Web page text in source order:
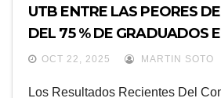
UTB ENTRE LAS PEORES
DEL 75 % DE GRADUADOS
REPROBARON EXAMEN DE
OCT 22, 2025 MARTIN SOTO
Los Resultados Recientes Del